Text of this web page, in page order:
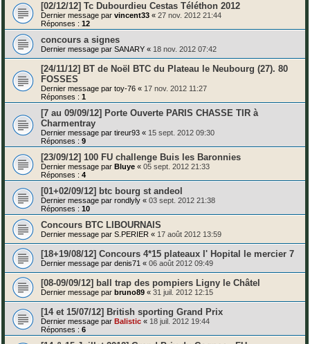
[02/12/12] Tc Dubourdieu Cestas Téléthon 2012
Dernier message par vincent33 « 27 nov. 2012 21:44
Réponses : 12
concours a signes
Dernier message par SANARY « 18 nov. 2012 07:42
[24/11/12] BT de Noël BTC du Plateau le Neubourg (27). 80
FOSSES
Dernier message par toy-76 « 17 nov. 2012 11:27
Réponses : 1
[7 au 09/09/12] Porte Ouverte PARIS CHASSE TIR à
Charmentray
Dernier message par tireur93 « 15 sept. 2012 09:30
Réponses : 9
[23/09/12] 100 FU challenge Buis les Baronnies
Dernier message par Bluye « 05 sept. 2012 21:33
Réponses : 4
[01+02/09/12] btc bourg st andeol
Dernier message par rondlyly « 03 sept. 2012 21:38
Réponses : 10
Concours BTC LIBOURNAIS
Dernier message par S.PERIER « 17 août 2012 13:59
[18+19/08/12] Concours 4*15 plateaux l' Hopital le mercier 7
Dernier message par denis71 « 06 août 2012 09:49
[08-09/09/12] ball trap des pompiers Ligny le Châtel
Dernier message par bruno89 « 31 juil. 2012 12:15
[14 et 15/07/12] British sporting Grand Prix
Dernier message par Balistic « 18 juil. 2012 19:44
Réponses : 6